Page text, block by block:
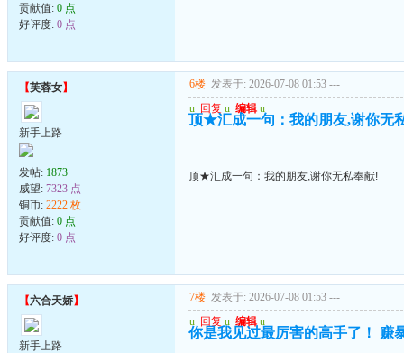
贡献值: 0 点
好评度: 0 点
【芙蓉女】
新手上路
发帖: 1873
威望: 7323 点
铜币: 2222 枚
贡献值: 0 点
好评度: 0 点
6楼 发表于: 2026-07-08 01:53 ---
u 回复 u 编辑 u
顶★汇成一句：我的朋友,谢你无
顶★汇成一句：我的朋友,谢你无私奉献!
【六合天娇】
新手上路
7楼 发表于: 2026-07-08 01:53 ---
u 回复 u 编辑 u
你是我见过最厉害的高手了！ 赚